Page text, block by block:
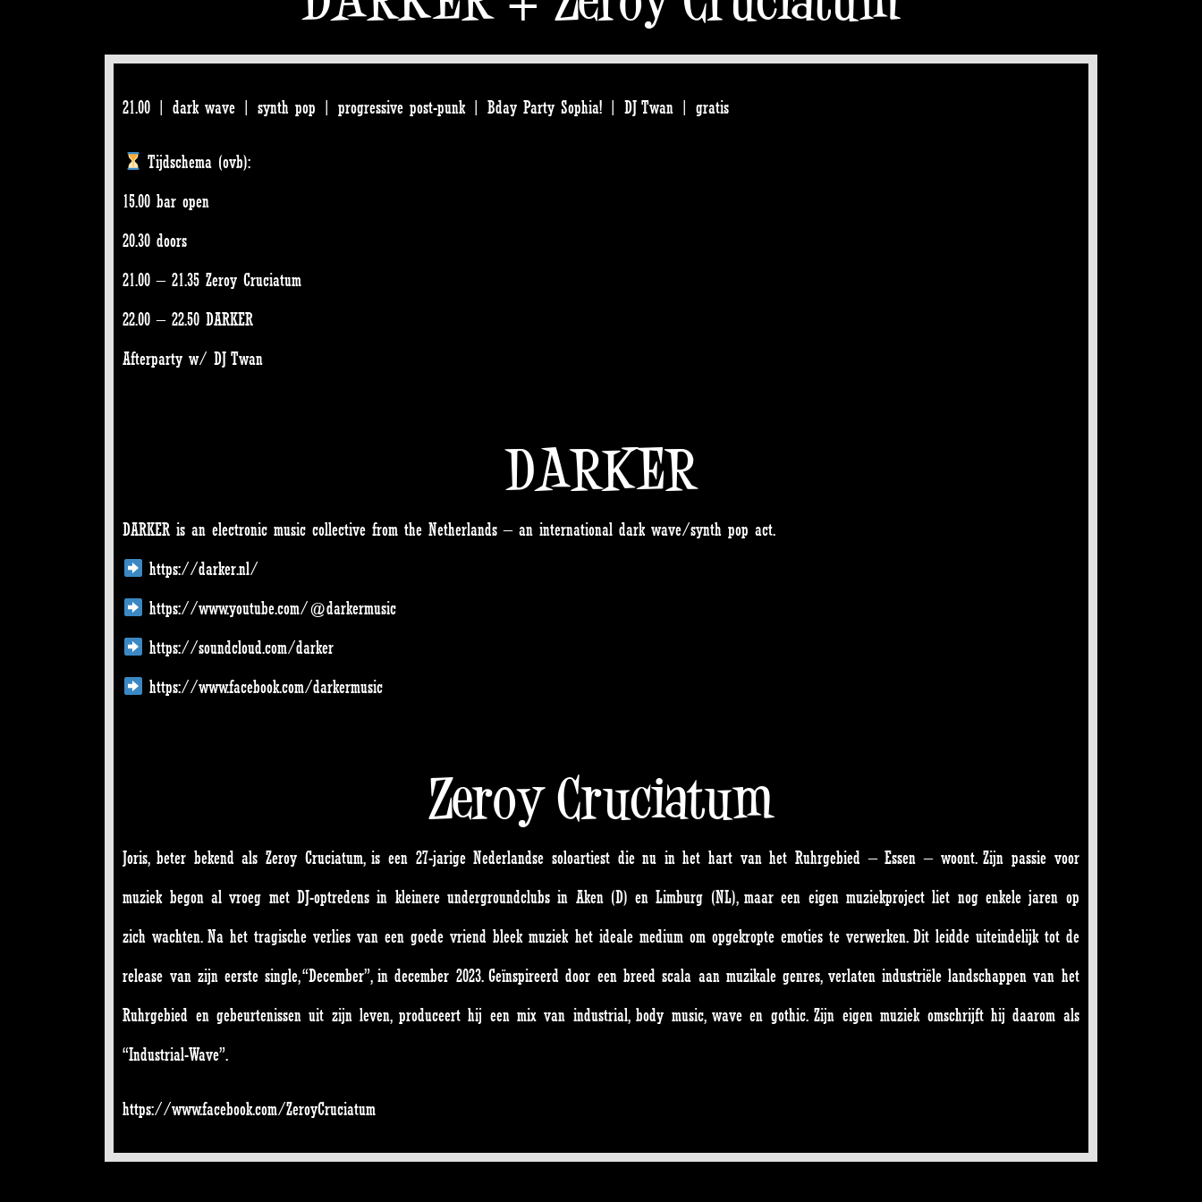
21.00 | dark wave | synth pop | progressive post-punk | Bday Party Sophia! | DJ Twan | gratis
Tijdschema (ovb):
15.00 bar open
20.30 doors
21.00 – 21.35 Zeroy Cruciatum
22.00 – 22.50 DARKER
Afterparty w/ DJ Twan
DARKER
DARKER is an electronic music collective from the Netherlands – an international dark wave/synth pop act.
https://darker.nl/
https://www.youtube.com/@darkermusic
https://soundcloud.com/darker
https://www.facebook.com/darkermusic
Zeroy Cruciatum
Joris, beter bekend als Zeroy Cruciatum, is een 27-jarige Nederlandse soloartiest die nu in het hart van het Ruhrgebied – Essen – woont. Zijn passie voor
muziek begon al vroeg met DJ-optredens in kleinere undergroundclubs in Aken (D) en Limburg (NL), maar een eigen muziekproject liet nog enkele jaren op
zich wachten. Na het tragische verlies van een goede vriend bleek muziek het ideale medium om opgekropte emoties te verwerken. Dit leidde uiteindelijk tot de
release van zijn eerste single, “December”, in december 2023. Geïnspireerd door een breed scala aan muzikale genres, verlaten industriële landschappen van het
Ruhrgebied en gebeurtenissen uit zijn leven, produceert hij een mix van industrial, body music, wave en gothic. Zijn eigen muziek omschrijft hij daarom als
“Industrial-Wave”.
https://www.facebook.com/ZeroyCruciatum